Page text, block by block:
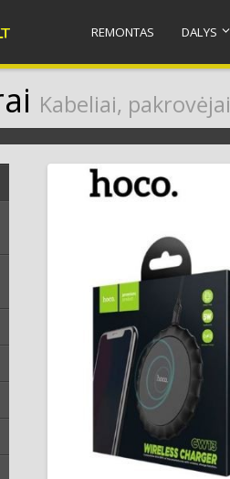
REMONTAS DALYS
Kabeliai, pakrovėjai